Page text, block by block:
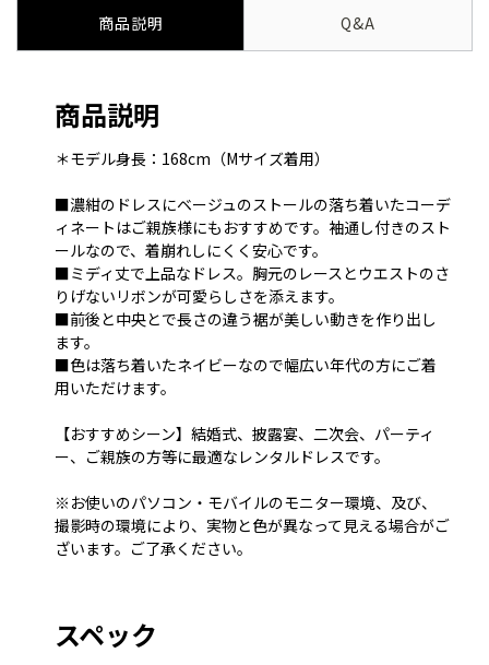
商品説明 Q&A
商品説明
＊モデル身長：168cm（Mサイズ着用）
■濃紺のドレスにベージュのストールの落ち着いたコーデ
ィネートはご親族様にもおすすめです。袖通し付きのスト
ールなので、着崩れしにくく安心です。
■ミディ丈で上品なドレス。胸元のレースとウエストのさ
りげないリボンが可愛らしさを添えます。
■前後と中央とで長さの違う裾が美しい動きを作り出し
ます。
■色は落ち着いたネイビーなので幅広い年代の方にご着
用いただけます。
【おすすめシーン】結婚式、披露宴、二次会、パーティ
ー、ご親族の方等に最適なレンタルドレスです。
※お使いのパソコン・モバイルのモニター環境、及び、
撮影時の環境により、実物と色が異なって見える場合がご
ざいます。ご了承ください。
スペック